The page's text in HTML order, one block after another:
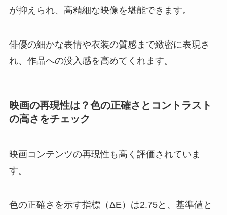
が抑えられ、高精細な映像を堪能できます。
俳優の細かな表情や衣装の質感まで緻密に表現さ
れ、作品への没入感を高めてくれます。
映画の再現性は？色の正確さとコントラスト
の高さをチェック
映画コンテンツの再現性も高く評価されていま
す。
色の正確さを示す指標（ΔE）は2.75と、基準値と